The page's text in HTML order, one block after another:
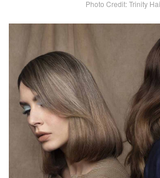
Photo Credit: Trinity